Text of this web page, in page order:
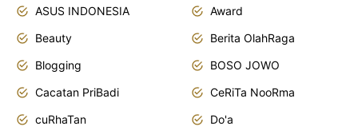
ASUS INDONESIA
Award
Beauty
Berita OlahRaga
Blogging
BOSO JOWO
Cacatan PriBadi
CeRiTa NooRma
cuRhaTan
Do'a